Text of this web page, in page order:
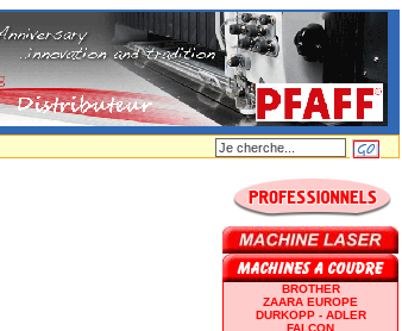
BROTHER
ZAARA EUROPE
DURKOPP - ADLER
FALCON